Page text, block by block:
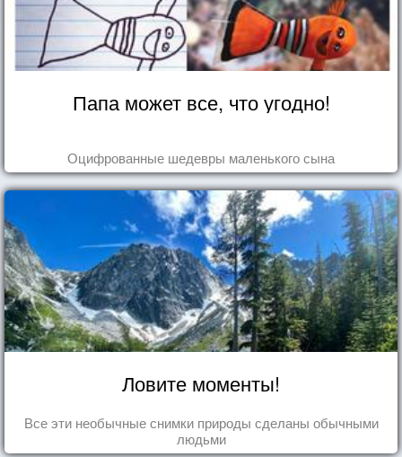
Папа может все, что угодно!
Оцифрованные шедевры маленького сына
Ловите моменты!
Все эти необычные снимки природы сделаны обычными
людьми